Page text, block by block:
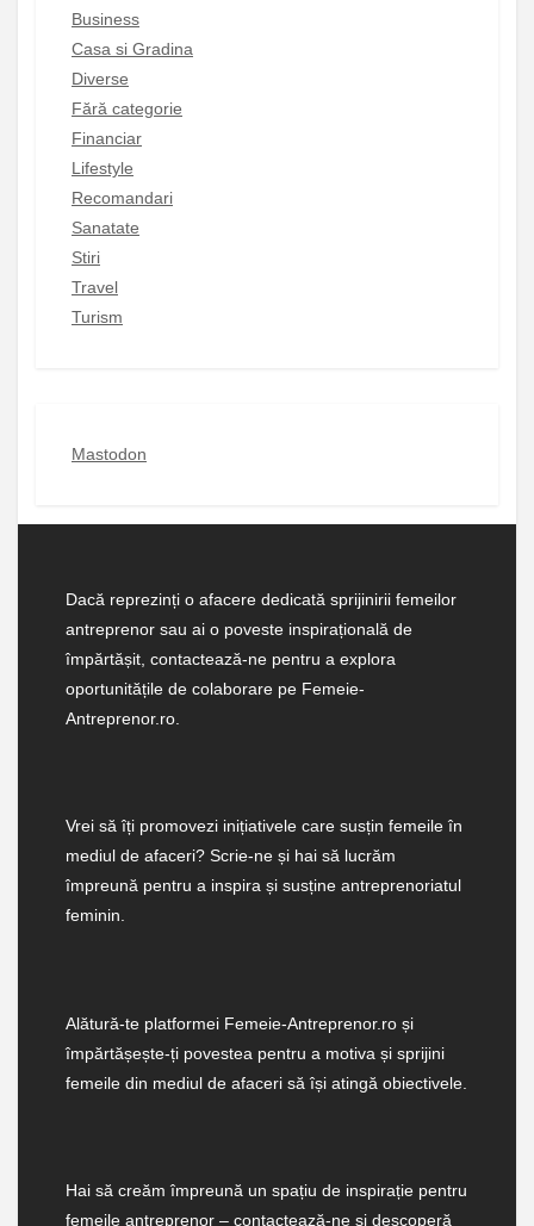
Business
Casa si Gradina
Diverse
Fără categorie
Financiar
Lifestyle
Recomandari
Sanatate
Stiri
Travel
Turism
Mastodon
Dacă reprezinți o afacere dedicată sprijinirii femeilor
antreprenor sau ai o poveste inspirațională de
împărtășit, contactează-ne pentru a explora
oportunitățile de colaborare pe Femeie-
Antreprenor.ro.
Vrei să îți promovezi inițiativele care susțin femeile în
mediul de afaceri? Scrie-ne și hai să lucrăm
împreună pentru a inspira și susține antreprenoriatul
feminin.
Alătură-te platformei Femeie-Antreprenor.ro și
împărtășește-ți povestea pentru a motiva și sprijini
femeile din mediul de afaceri să își atingă obiectivele.
Hai să creăm împreună un spațiu de inspirație pentru
femeile antreprenor – contactează-ne și descoperă